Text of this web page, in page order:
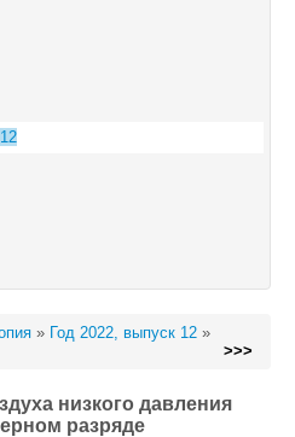
12
» Год 2022, выпуск 12 »
>>>
низкого давления
разряде